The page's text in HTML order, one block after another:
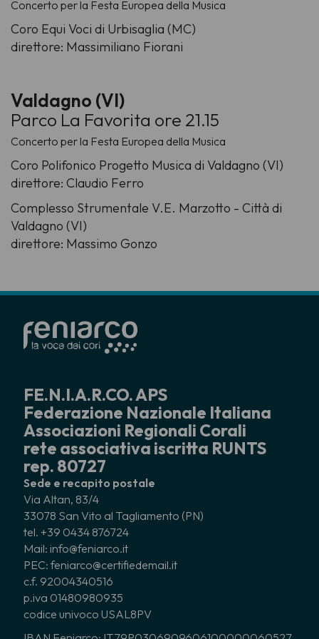
Concerto per la Festa Europea della Musica
Coro Equi Voci di Urbisaglia (MC)
direttore: Massimiliano Fiorani
Valdagno (VI)
Parco La Favorita ore 21.15
Concerto per la Festa Europea della Musica
Coro Polifonico Progetto Musica di Valdagno (VI)
direttore: Claudio Ferro
Complesso Strumentale V.E. Marzotto - Città di
Valdagno (VI)
direttore: Massimo Gonzo
FE.N.I.A.R.CO. APS
Federazione Nazionale Italiana
Associazioni Regionali Corali
rete associativa iscritta RUNTS
rep. 80727
Sede e recapito postale
Via Altan, 83/4
33078 San Vito al Tagliamento (PN)
tel. +39 0434 876724
Mail: info@feniarco.it
PEC: feniarco@certifiedemail.it
c.f. 92004340516
p.iva 01480980935
codice univoco USAL8PV